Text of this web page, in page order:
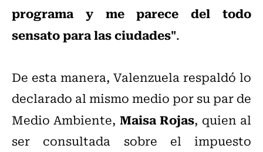
programa y me parece del todo
sensato para las ciudades".
De esta manera, Valenzuela respaldó lo
declarado al mismo medio por su par de
Medio Ambiente, Maisa Rojas, quien al
ser consultada sobre el impuesto